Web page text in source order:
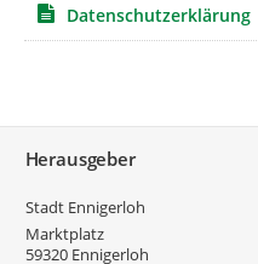
Datenschutzerklärung
Herausgeber
Stadt Ennigerloh
Marktplatz
59320 Ennigerloh